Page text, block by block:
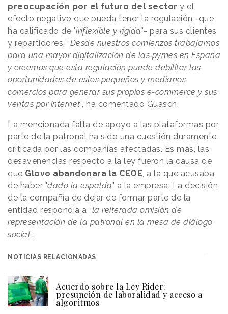
preocupación por el futuro del sector y el
efecto negativo que pueda tener la regulación -que
ha calificado de "inflexible y rígida"- para sus clientes
y repartidores. “Desde nuestros comienzos trabajamos
para una mayor digitalización de las pymes en España
y creemos que esta regulación puede debilitar las
oportunidades de estos pequeños y medianos
comercios para generar sus propios e-commerce y sus
ventas por internet”, ha comentado Guasch.
La mencionada falta de apoyo a las plataformas por
parte de la patronal ha sido una cuestión duramente
criticada por las compañías afectadas. Es más, las
desavenencias respecto a la ley fueron la causa de
que Glovo abandonara la CEOE, a la que acusaba
de haber "dado la espalda" a la empresa. La decisión
de la compañía de dejar de formar parte de la
entidad respondía a “la reiterada omisión de
representación de la patronal en la mesa de diálogo
social”.
NOTICIAS RELACIONADAS
Acuerdo sobre la Ley Rider:
presunción de laboralidad y acceso a
algoritmos